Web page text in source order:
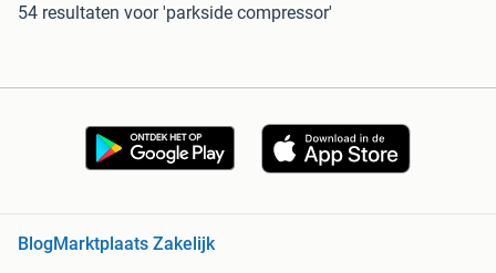
54 resultaten voor 'parkside compressor'
BlogMarktplaats Zakelijk